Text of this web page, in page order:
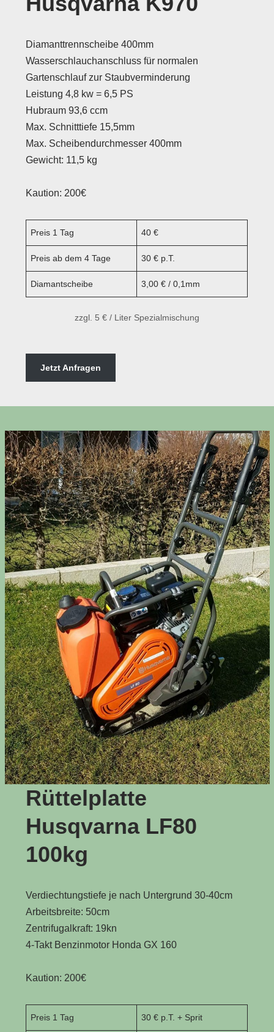
Diamanttrennscheibe 400mm
Wasserschlauchanschluss für normalen
Gartenschlauf zur Staubverminderung
Leistung 4,8 kw = 6,5 PS
Hubraum 93,6 ccm
Max. Schnitttiefe 15,5mm
Max. Scheibendurchmesser 400mm
Gewicht: 11,5 kg
Kaution: 200€
Preis 1 Tag 40 €
Preis ab dem 4 Tage 30 € p.T.
Diamantscheibe 3,00 € / 0,1mm
zzgl. 5 € / Liter Spezialmischung
Jetzt Anfragen
Rüttelplatte
Husqvarna LF80
100kg
Verdiechtungstiefe je nach Untergrund 30-40cm
Arbeitsbreite: 50cm
Zentrifugalkraft: 19kn
4-Takt Benzinmotor Honda GX 160
Kaution: 200€
Preis 1 Tag 30 € p.T. + Sprit